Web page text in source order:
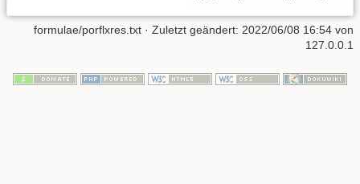
formulae/porflxres.txt · Zuletzt geändert: 2022/06/08 16:54 von
127.0.0.1